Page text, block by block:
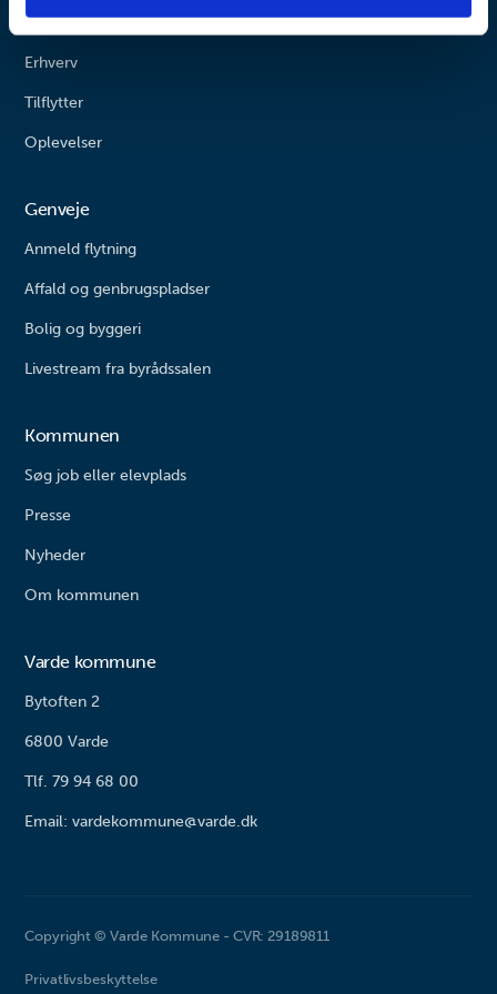
Borger
Erhverv
Tilflytter
Oplevelser
Genveje
Anmeld flytning
Affald og genbrugspladser
Bolig og byggeri
Livestream fra byrådssalen
Kommunen
Søg job eller elevplads
Presse
Nyheder
Om kommunen
Varde kommune
Bytoften 2
6800 Varde
Tlf. 79 94 68 00
Email: vardekommune@varde.dk
Copyright © Varde Kommune - CVR: 29189811
Privatlivsbeskyttelse